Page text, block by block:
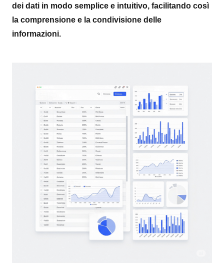
dei dati in modo semplice e intuitivo, facilitando così
la comprensione e la condivisione delle
informazioni.